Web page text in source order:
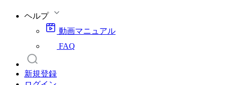
ヘルプ
動画マニュアル
FAQ
新規登録